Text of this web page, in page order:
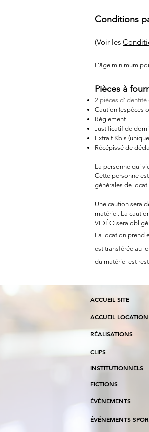
Conditions
(Voir les
L’âge minimum
Pièces à
2 pièces
Caution (espèces
Règlement
Justificatif de
Extrait Kbis
Récépissé de
La personne qui
Cette personne
générales de
Une caution sera
matériel. La
VIDÉO sera
La location prend
est transférée au
du matériel est
ACCUEIL SITE
ACCUEIL LOCATION
RÉALISATIONS
CLIPS
INSTITUTIONNELS
FICTIONS
ÉVÉNEMENTS
ÉVÉNEMENTS